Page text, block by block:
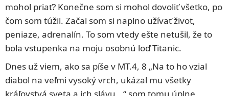
mohol priať? Konečne som si mohol dovoliť všetko, po
čom som túžil. Začal som si naplno užívať život,
peniaze, adrenalín. To som vtedy ešte netušil, že to
bola vstupenka na moju osobnú loď Titanic.
Dnes už viem, ako sa píše v MT.4, 8 „Na to ho vzial
diabol na veľmi vysoký vrch, ukázal mu všetky